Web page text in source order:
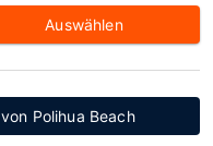
Auswählen
Polihua Beach